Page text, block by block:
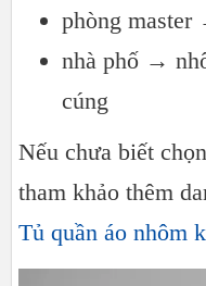
phòng
nhà phố →
cúng
Nếu chưa biết
tham khảo thêm
Tủ quần áo nhôm